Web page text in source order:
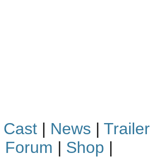
Cast| News | Trailer
Forum | Shop |